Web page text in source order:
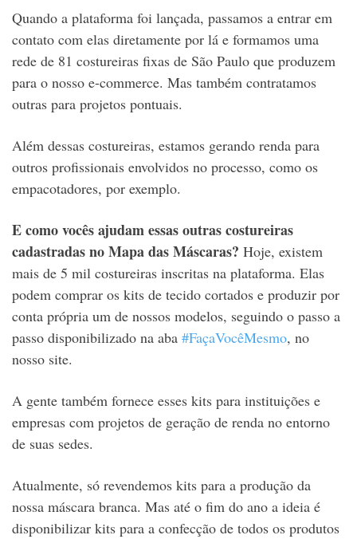
Quando a plataforma foi lançada, passamos a entrar em
contato com elas diretamente por lá e formamos uma
rede de 81 costureiras fixas de São Paulo que produzem
para o nosso e-commerce. Mas também contratamos
outras para projetos pontuais.
Além dessas costureiras, estamos gerando renda para
outros profissionais envolvidos no processo, como os
empacotadores, por exemplo.
E como vocês ajudam essas outras costureiras
cadastradas no Mapa das Máscaras? Hoje, existem
mais de 5 mil costureiras inscritas na plataforma. Elas
podem comprar os kits de tecido cortados e produzir por
conta própria um de nossos modelos, seguindo o passo a
passo disponibilizado na aba #FaçaVocêMesmo, no
nosso site.
A gente também fornece esses kits para instituições e
empresas com projetos de geração de renda no entorno
de suas sedes.
Atualmente, só revendemos kits para a produção da
nossa máscara branca. Mas até o fim do ano a ideia é
disponibilizar kits para a confecção de todos os produtos